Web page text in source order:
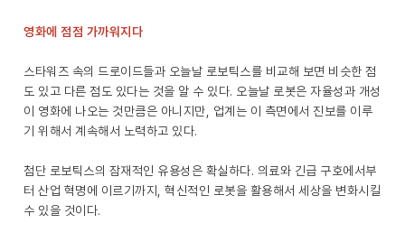
영화에 점점 가까워지다
스타워즈 속의 드로이드들과 오늘날 로보틱스를 비교해 보면 비슷한 점
도 있고 다른 점도 있다는 것을 알 수 있다. 오늘날 로봇은 자율성과 개성
이 영화에 나오는 것만큼은 아니지만, 업계는 이 측면에서 진보를 이루
기 위해서 계속해서 노력하고 있다.
첨단 로보틱스의 잠재적인 유용성은 확실하다. 의료와 긴급 구호에서부
터 산업 혁명에 이르기까지, 혁신적인 로봇을 활용해서 세상을 변화시킬
수 있을 것이다.